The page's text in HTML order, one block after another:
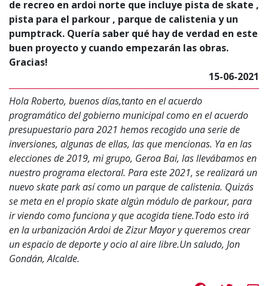
de recreo en ardoi norte que incluye pista de skate ,
pista para el parkour , parque de calistenia y un
pumptrack. Quería saber qué hay de verdad en este
buen proyecto y cuando empezarán las obras.
Gracias!
15-06-2021
Hola Roberto, buenos días,tanto en el acuerdo
programático del gobierno municipal como en el acuerdo
presupuestario para 2021 hemos recogido una serie de
inversiones, algunas de ellas, las que mencionas. Ya en las
elecciones de 2019, mi grupo, Geroa Bai, las llevábamos en
nuestro programa electoral. Para este 2021, se realizará un
nuevo skate park así como un parque de calistenia. Quizás
se meta en el propio skate algún módulo de parkour, para
ir viendo como funciona y que acogida tiene.Todo esto irá
en la urbanización Ardoi de Zizur Mayor y queremos crear
un espacio de deporte y ocio al aire libre.Un saludo, Jon
Gondán, Alcalde.